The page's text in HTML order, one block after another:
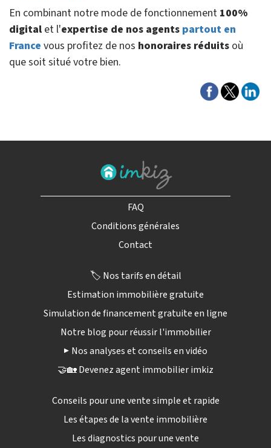
En combinant notre mode de fonctionnement 100%
digital et l'expertise de nos agents partout en
France vous profitez de nos honoraires réduits où
que soit situé votre bien.
FAQ
Conditions générales
Contact
🏷️ Nos tarifs en détail
Estimation immobilière gratuite
Simulation de financement gratuite en ligne
Notre blog pour réussir l'immobilier
▶️ Nos analyses et conseils en vidéo
🤝🏡 Devenez agent immobilier imkiz
Conseils pour une vente simple et rapide
Les étapes de la vente immobilière
Les diagnostics pour une vente